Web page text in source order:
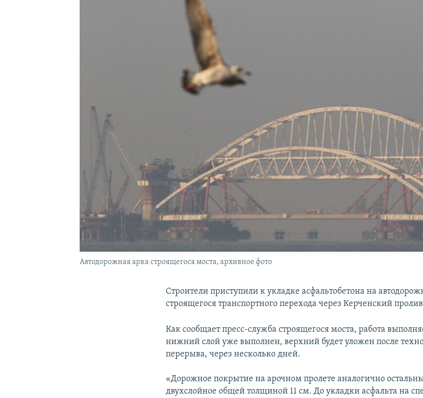
Автодорожная арка строящегося моста, архивное фото
Строители приступили к укладке асфальтобетона на
строящегося транспортного перехода через Керченский
Как сообщает пресс-служба строящегося моста, работа
нижний слой уже выполнен, верхний будет уложен после
перерыва, через несколько дней.
«Дорожное покрытие на арочном пролете аналогично
двухслойное общей толщиной 11 см. До укладки асфальта на